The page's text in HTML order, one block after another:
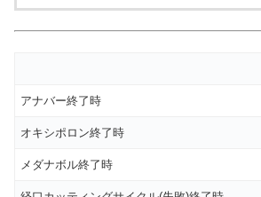
アナバー終了時
オキシポロン終了時
メダナボル終了時